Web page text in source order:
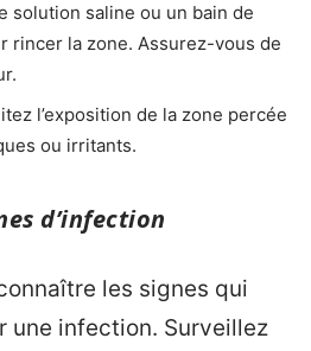
solution saline ou un bain de
rincer la zone. Assurez-vous de
l’exposition de la zone percée
ou irritants.
d’infection
les signes qui
une infection. Surveillez